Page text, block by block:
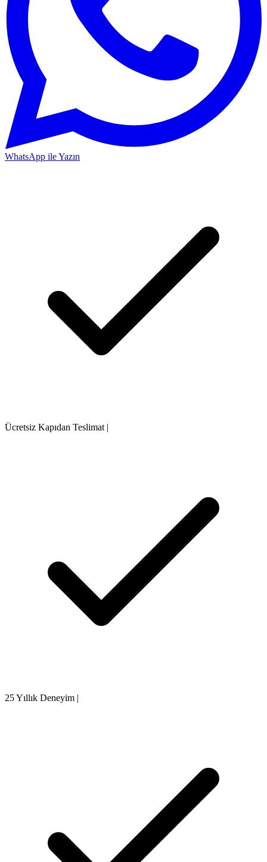
WhatsApp ile Yazın
Ücretsiz Kapıdan Teslimat |
25 Yıllık Deneyim |